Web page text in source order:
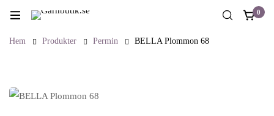
0
Hem Produkter Permin BELLA Plommon 68